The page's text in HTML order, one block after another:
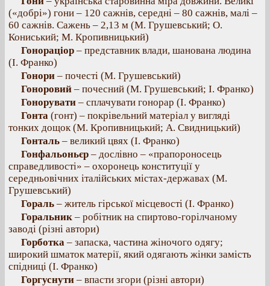
(«добрі») гони – 120 сажнів, середні – 80 сажнів, малі –
60 сажнів. Сажень – 2,13 м (М. Грушевський; О.
Кониський; М. Кропивницький)
Гонораціор – представник влади, шанована людина
(І. Франко)
Гонори – почесті (М. Грушевський)
Гоноровий – почесний (М. Грушевський; І. Франко)
Гонорувати – сплачувати гонорар (І. Франко)
Гонта (гонт) – покрівельний матеріал у вигляді
тонких дощок (М. Кропивницький; А. Свидницький)
Гонталь – великий цвях (І. Франко)
Гонфальоньєр – дослівно – «прапороносець
справедливості» – охоронець конституції у
середньовічних італійських містах-державах (М.
Грушевський)
Гораль – житель гірської місцевості (І. Франко)
Горальник – робітник на спиртово-горілчаному
заводі (різні автори)
Горботка – запаска, частина жіночого одягу;
широкий шматок матерії, який одягають жінки замість
спідниці (І. Франко)
Горгуснути – впасти згори (різні автори)